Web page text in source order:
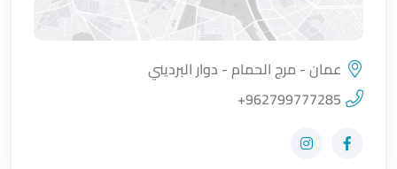
اضغط لتحميل الموقع
عمان - مرج الحمام - دوار البرديني
+962799777285
زيارة حساب المتجر على Facebook-f
زيارة حساب المتجر على Instagram